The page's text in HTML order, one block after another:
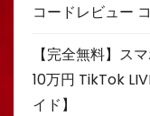
コードレビュー
【完全無料】ス
10万円 TikTok
イド】